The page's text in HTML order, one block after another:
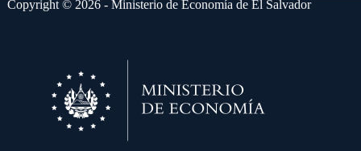
Copyright © 2026 - Ministerio de Economía de El Salvador